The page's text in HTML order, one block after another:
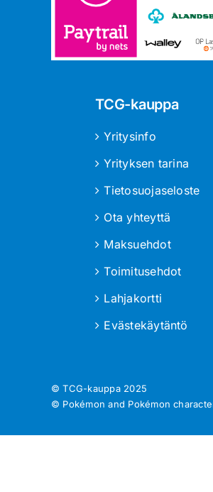
TCG-kauppa
Yritysinfo
Yrityksen tarina
Tietosuojaseloste
Ota yhteyttä
Maksuehdot
Toimitusehdot
Lahjakortti
Evästekäytäntö
© TCG-kauppa 2025
© Pokémon and Pokémon